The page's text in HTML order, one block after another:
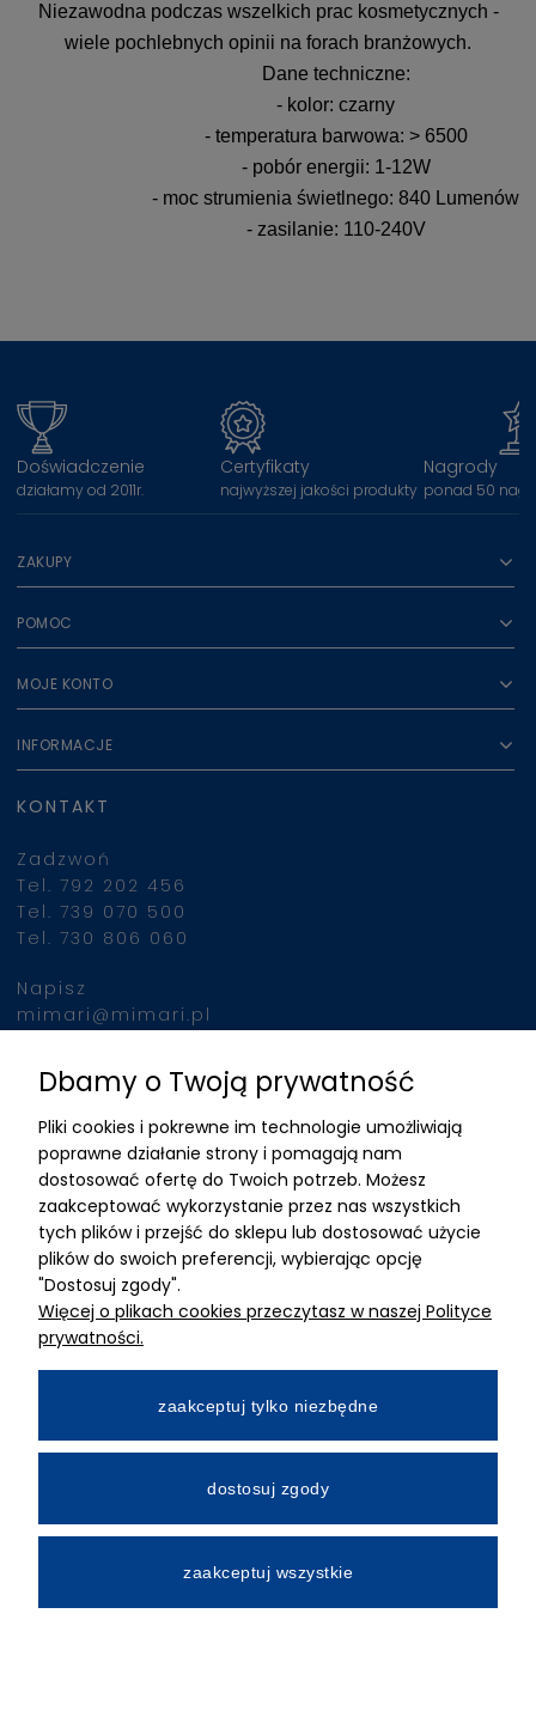
Niezawodna podczas wszelkich prac kosmetycznych -
wiele pochlebnych opinii na forach branżowych.
Dane techniczne:
- kolor: czarny
- temperatura barwowa: > 6500
- pobór energii: 1-12W
- moc strumienia świetlnego: 840 Lumenów
- zasilanie: 110-240V
Doświadczenie
działamy od 2011r.
Certyfikaty
najwyższej jakości produkty
Nagrody
ponad 50
ZAKUPY
POMOC
MOJE KONTO
INFORMACJE
KONTAKT
Zadzwoń
Tel. 792 202 456
Tel. 739 070 500
Tel. 730 806 060
Napisz
mimari@mimari.pl
Znajdziesz nas
ADRES
MIMARI sp z o.o.
ul. Kurkowa 12
50-210 Wrocław
Dane rejestracyjne
NIP:8982325327
Wpłacony w całości
Numer konta bankowego
All Rights Reserved © 2026 Mimari.com.pl
Dbamy o Twoją prywatność
Pliki cookies i pokrewne im technologie umożliwiają
poprawne działanie strony i pomagają nam
dostosować ofertę do Twoich potrzeb. Możesz
zaakceptować wykorzystanie przez nas wszystkich
tych plików i przejść do sklepu lub dostosować użycie
plików do swoich preferencji, wybierając opcję
"Dostosuj zgody".
Więcej o plikach cookies przeczytasz w naszej Polityce
prywatności.
zaakceptuj tylko niezbędne
dostosuj zgody
zaakceptuj wszystkie